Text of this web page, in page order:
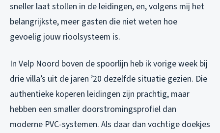
sneller laat stollen in de leidingen, en, volgens mij het
belangrijkste, meer gasten die niet weten hoe
gevoelig jouw rioolsysteem is.
In Velp Noord boven de spoorlijn heb ik vorige week bij
drie villa’s uit de jaren ’20 dezelfde situatie gezien. Die
authentieke koperen leidingen zijn prachtig, maar
hebben een smaller doorstromingsprofiel dan
moderne PVC-systemen. Als daar dan vochtige doekjes